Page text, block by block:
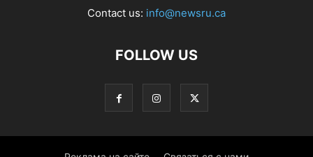
Contact us: info@newsru.ca
FOLLOW US